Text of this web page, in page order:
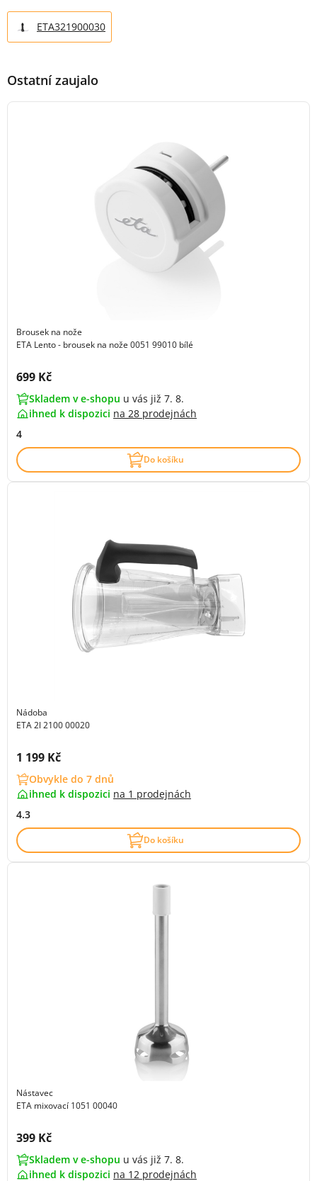
ETA321900030
Ostatní zaujalo
Brousek na nože
ETA Lento - brousek na nože 0051 99010 bílé
Cena s DPH:
699 Kč
Skladem v e-shopu u vás již 7. 8.
ihned k dispozici na 28 prodejnách
4
Do košíku
Nádoba
ETA 2l 2100 00020
Cena s DPH:
1 199 Kč
Obvykle do 7 dnů
ihned k dispozici na 1 prodejnách
4.3
Do košíku
Nástavec
ETA mixovací 1051 00040
Cena s DPH:
399 Kč
Skladem v e-shopu u vás již 7. 8.
ihned k dispozici na 12 prodejnách